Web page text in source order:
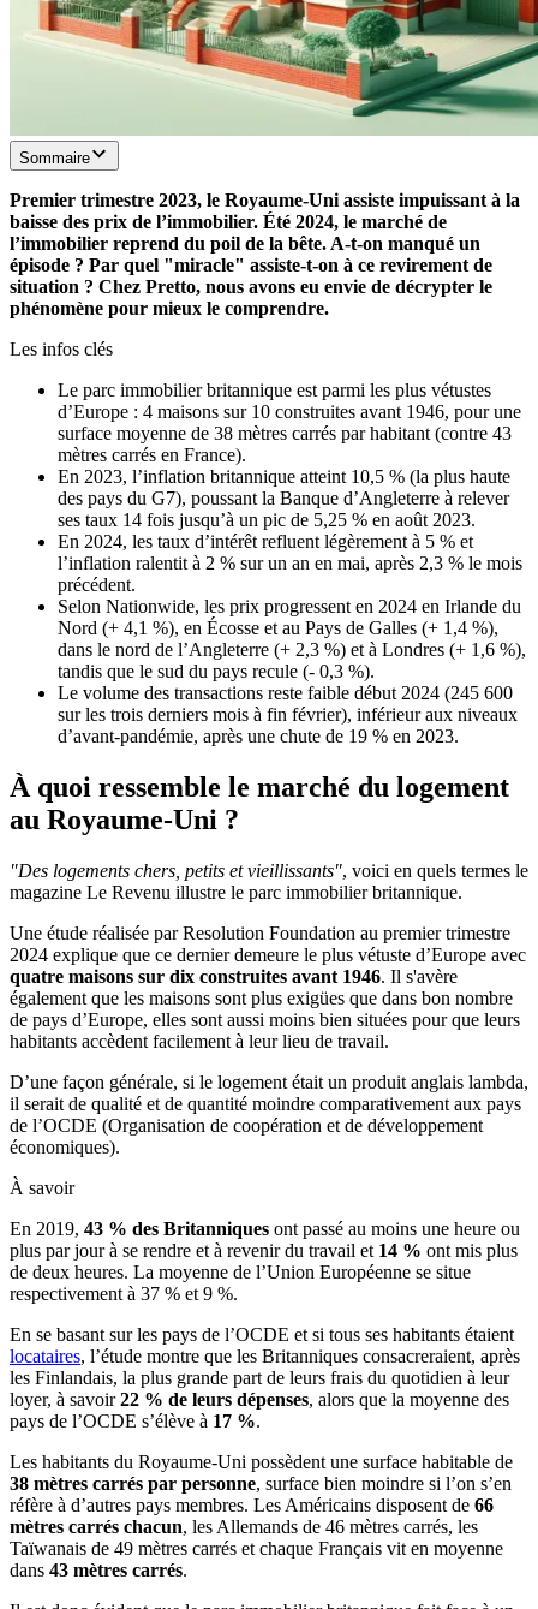
Sommaire
Premier trimestre 2023, le Royaume-Uni assiste impuissant à la
baisse des prix de l’immobilier. Été 2024, le marché de
l’immobilier reprend du poil de la bête. A-t-on manqué un
épisode ? Par quel "miracle" assiste-t-on à ce revirement de
situation ? Chez Pretto, nous avons eu envie de décrypter le
phénomène pour mieux le comprendre.
Les infos clés
Le parc immobilier britannique est parmi les plus vétustes
d’Europe : 4 maisons sur 10 construites avant 1946, pour une
surface moyenne de 38 mètres carrés par habitant (contre 43
mètres carrés en France).
En 2023, l’inflation britannique atteint 10,5 % (la plus haute
des pays du G7), poussant la Banque d’Angleterre à relever
ses taux 14 fois jusqu’à un pic de 5,25 % en août 2023.
En 2024, les taux d’intérêt refluent légèrement à 5 % et
l’inflation ralentit à 2 % sur un an en mai, après 2,3 % le mois
précédent.
Selon Nationwide, les prix progressent en 2024 en Irlande du
Nord (+ 4,1 %), en Écosse et au Pays de Galles (+ 1,4 %),
dans le nord de l’Angleterre (+ 2,3 %) et à Londres (+ 1,6 %),
tandis que le sud du pays recule (- 0,3 %).
Le volume des transactions reste faible début 2024 (245 600
sur les trois derniers mois à fin février), inférieur aux niveaux
d’avant-pandémie, après une chute de 19 % en 2023.
À quoi ressemble le marché du logement
au Royaume-Uni ?
"Des logements chers, petits et vieillissants", voici en quels termes le
magazine Le Revenu illustre le parc immobilier britannique.
Une étude réalisée par Resolution Foundation au premier trimestre
2024 explique que ce dernier demeure le plus vétuste d’Europe avec
quatre maisons sur dix construites avant 1946. Il s'avère
également que les maisons sont plus exigües que dans bon nombre
de pays d’Europe, elles sont aussi moins bien situées pour que leurs
habitants accèdent facilement à leur lieu de travail.
D’une façon générale, si le logement était un produit anglais lambda,
il serait de qualité et de quantité moindre comparativement aux pays
de l’OCDE (Organisation de coopération et de développement
économiques).
À savoir
En 2019, 43 % des Britanniques ont passé au moins une heure ou
plus par jour à se rendre et à revenir du travail et 14 % ont mis plus
de deux heures. La moyenne de l’Union Européenne se situe
respectivement à 37 % et 9 %.
En se basant sur les pays de l’OCDE et si tous ses habitants étaient
locataires, l’étude montre que les Britanniques consacreraient, après
les Finlandais, la plus grande part de leurs frais du quotidien à leur
loyer, à savoir22 % de leurs dépenses, alors que la moyenne des
pays de l’OCDE s’élève à 17 %.
Les habitants du Royaume-Uni possèdent une surface habitable de
38 mètres carrés par personne, surface bien moindre si l’on s’en
réfère à d’autres pays membres. Les Américains disposent de 66
mètres carrés chacun, les Allemands de 46 mètres carrés, les
Taïwanais de 49 mètres carrés et chaque Français vit en moyenne
dans 43 mètres carrés.